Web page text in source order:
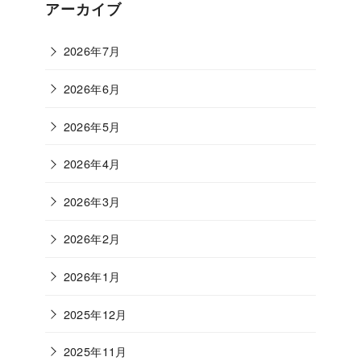
ゴ
ー
アーカイブ
2026年7月
2026年6月
2026年5月
2026年4月
2026年3月
2026年2月
2026年1月
2025年12月
2025年11月